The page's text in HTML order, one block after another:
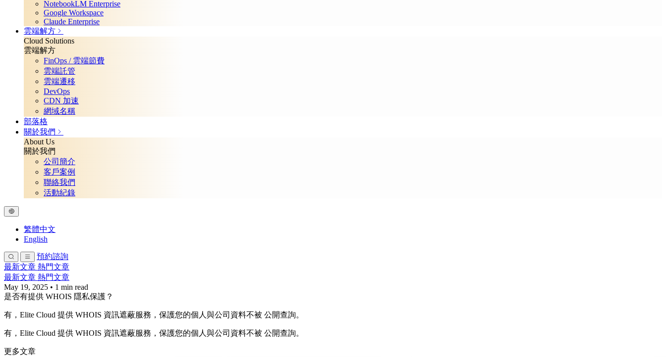
NotebookLM Enterprise
Google Workspace
Claude Enterprise
雲端解方
Cloud Solutions
雲端解方
FinOps / 雲端節費
雲端託管
雲端遷移
DevOps
CDN 加速
網域名稱
部落格
關於我們
About Us
關於我們
公司簡介
客戶案例
聯絡我們
活動紀錄
繁體中文
English
預約諮詢
最新文章 熱門文章
最新文章 熱門文章
May 19, 2025 • 1 min read
是否有提供 WHOIS 隱私保護？
有，Elite Cloud 提供 WHOIS 資訊遮蔽服務，保護您的個人與公司資料不被 公開查詢。
有，Elite Cloud 提供 WHOIS 資訊遮蔽服務，保護您的個人與公司資料不被 公開查詢。
更多文章